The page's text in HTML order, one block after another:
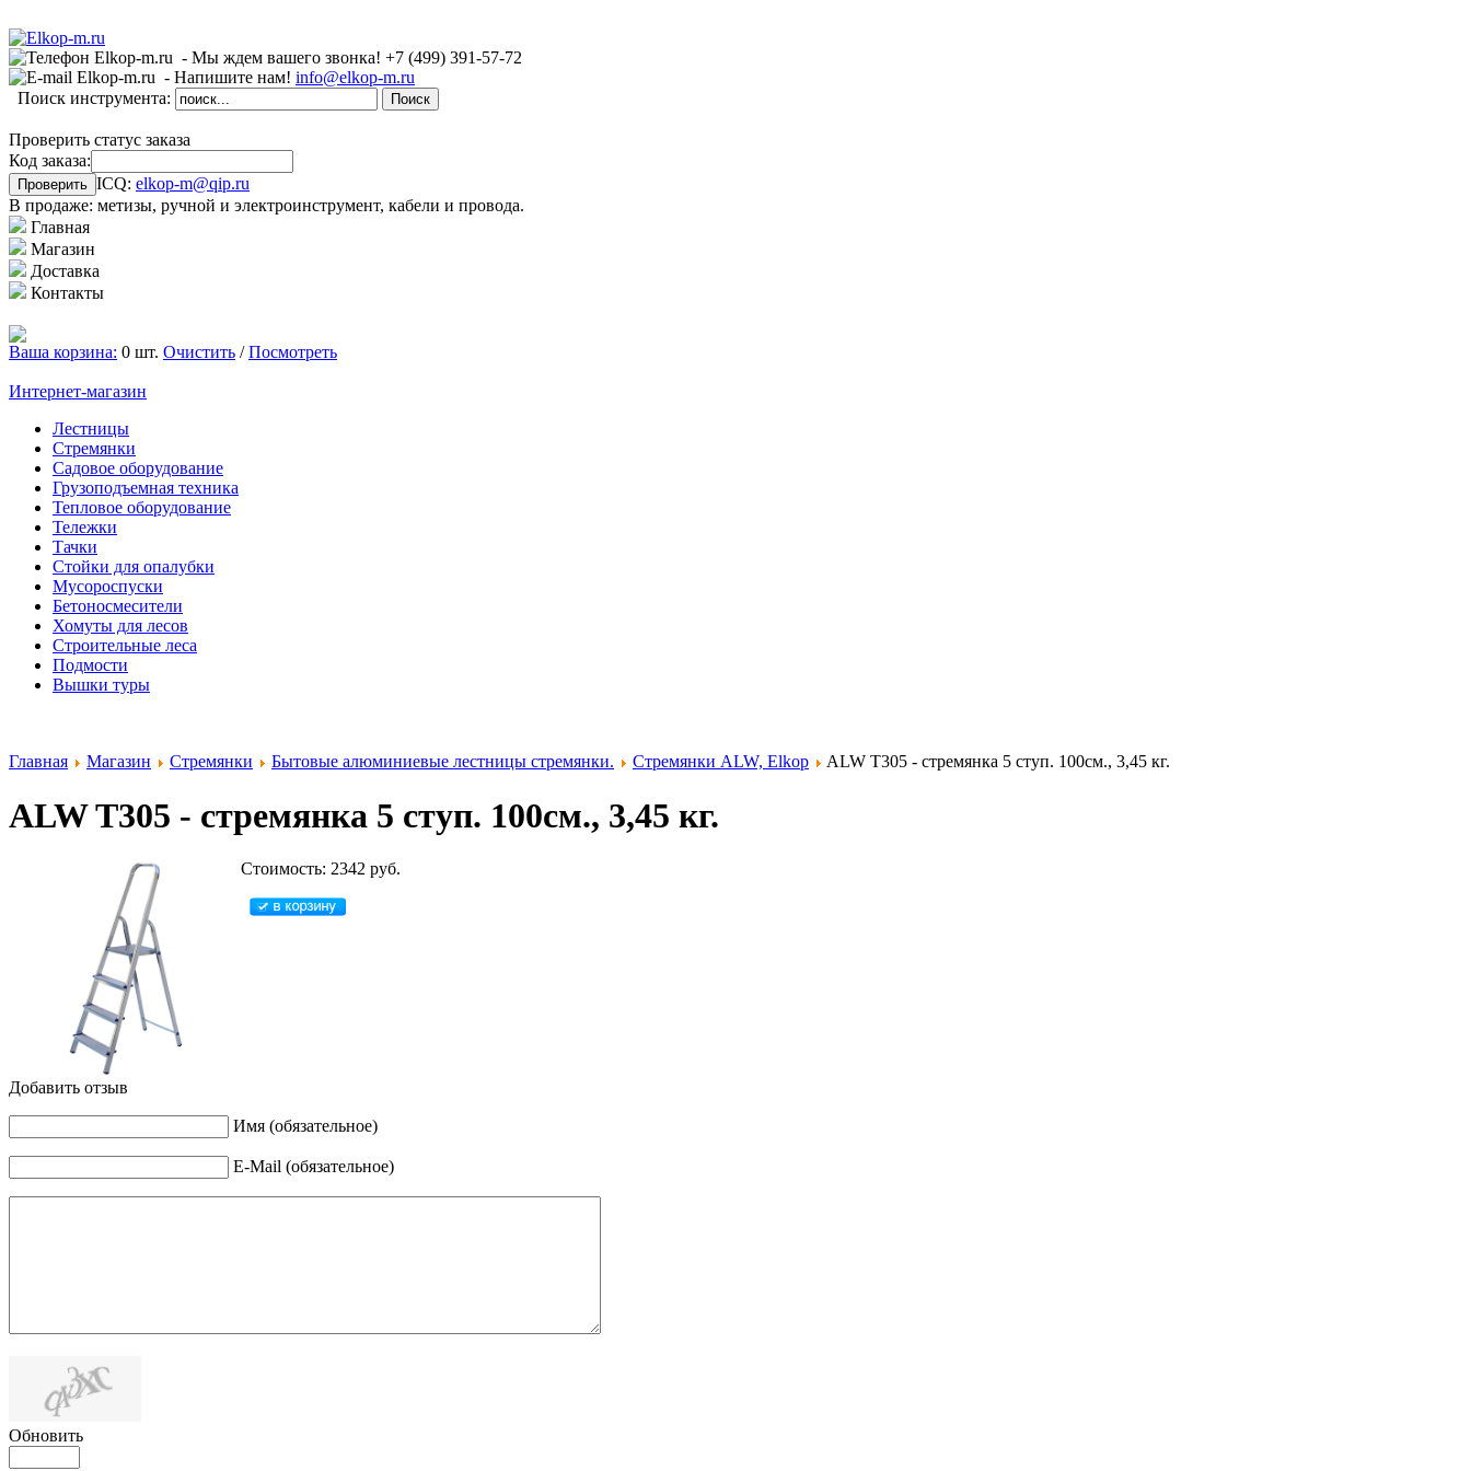
- Мы ждем вашего звонка! +7 (499) 391-57-72
- Напишите нам! info@elkop-m.ru
Поиск инструмента:
Проверить статус заказа
Код заказа:
ICQ: elkop-m@qip.ru
В продаже: метизы, ручной и электроинструмент, кабели и провода.
Главная
Магазин
Доставка
Контакты
Ваша корзина: 0 шт. Очистить /Посмотреть
Интернет-магазин
Лестницы
Стремянки
Садовое оборудование
Грузоподъемная техника
Тепловое оборудование
Тележки
Тачки
Стойки для опалубки
Мусороспуски
Бетоносмесители
Хомуты для лесов
Строительные леса
Подмости
Вышки туры
Главная Магазин Стремянки Бытовые алюминиевые лестницы стремянки. Стремянки ALW, Elkop ALW T305 - стремянка 5 ступ. 100см., 3,45 кг.
ALW T305 - стремянка 5 ступ. 100см., 3,45 кг.
Стоимость: 2342 руб.
Добавить отзыв
Имя (обязательное)
E-Mail (обязательное)
Обновить